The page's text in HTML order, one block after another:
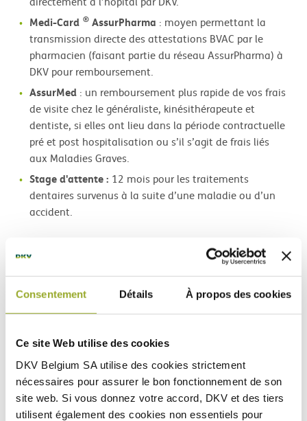
Consentement Détails À propos des cookies
Ce site Web utilise des cookies
DKV Belgium SA utilise des cookies strictement
nécessaires pour assurer le bon fonctionnement de son
site web. Si vous donnez votre accord, DKV et des tiers
utilisent également des cookies non essentiels pour
Medi-Card ® AssurPharma : moyen permettant la
transmission directe des attestations BVAC par le
pharmacien (faisant partie du réseau AssurPharma) à
DKV pour remboursement.
AssurMed : un remboursement plus rapide de vos frais
de visite chez le généraliste, kinésithérapeute et
dentiste, si elles ont lieu dans la période contractuelle
pré et post hospitalisation ou s’il s’agit de frais liés
aux Maladies Graves.
Stage d'attente : 12 mois pour les traitements
dentaires survenus à la suite d’une maladie ou d’un
accident.
1Remboursement réduit à 50% pour l’hospitalisation,
les soins pré et post hospitalisation et les Maladies
Graves si l’assurance maladie légale n’intervient pas du
2Médicaments, pansements et matériel médical :
remboursement réduit à 40% si l’assurance maladie
légale n’intervient pas.